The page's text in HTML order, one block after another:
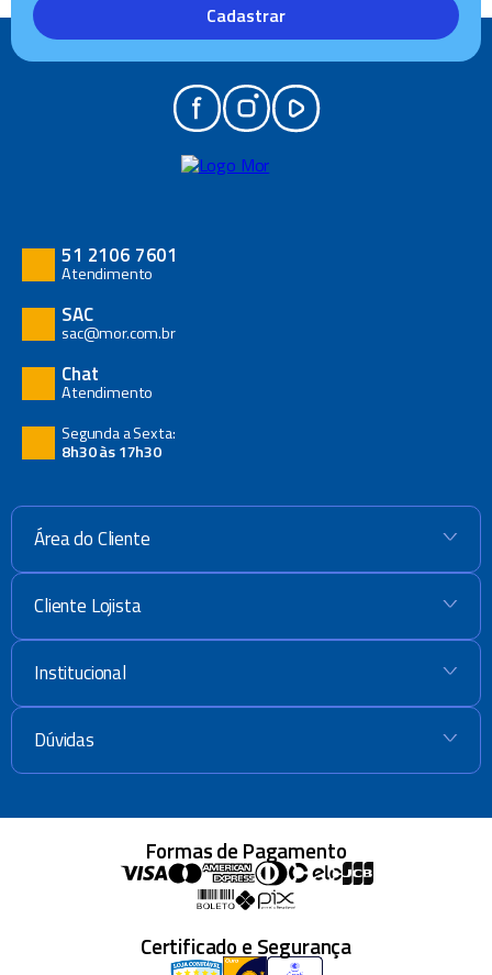
Cadastrar
51 2106 7601
Atendimento
SAC
sac@mor.com.br
Chat
Atendimento
Segunda a Sexta:
8h30 às 17h30
Área do Cliente +
Cliente Lojista +
Institucional +
Dúvidas +
Formas de Pagamento
Certificado e Segurança